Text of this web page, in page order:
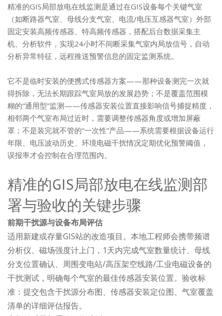
精准的GIS局部放电在线监测是通过在GIS设备每个关键气室
（如断路器气室、母线分支气室、电流/电压互感器气室）外部
固定安装高频传感器、特高频传感器，搭配后台数据采集主
机、分析软件，实现24小时不间断采集气室内局放信号，自动
分析异常特征，远程推送预警信息的固定监测系统。
它不是临时安装的便携式传感器方案——那种设备测完一次就
得拆除，无法长期跟踪气室局放的发展趋势；不是覆盖范围模
糊的“通用型”监测——传感器安装位置直接影响信号捕捉精度，
相邻两个气室布局过近时，需要调整传感器角度或增加屏蔽
罩；不是装完就不管的“一次性”产品——系统需要根据设备运行
年限、电压波动历史、环境电磁干扰情况定期优化预警阈值，
误报率才会控制在合理范围内。
精准的GIS局部放电在线监测部
署与验收的关键步骤
前期干扰源与设备布局评估
适用新建或存量GIS站的改造项目。本地工程师会携带频谱
分析仪、磁场强度计上门，1天内完成气室数量统计、母线
分支位置确认、周围变电站/高压架空线路/工业电磁设备的
干扰测试，明确每个气室的最佳传感器安装位置。验收标
准：提交包含干扰源分布图、传感器安装定位图、气室覆盖
清单的详细评估报告。